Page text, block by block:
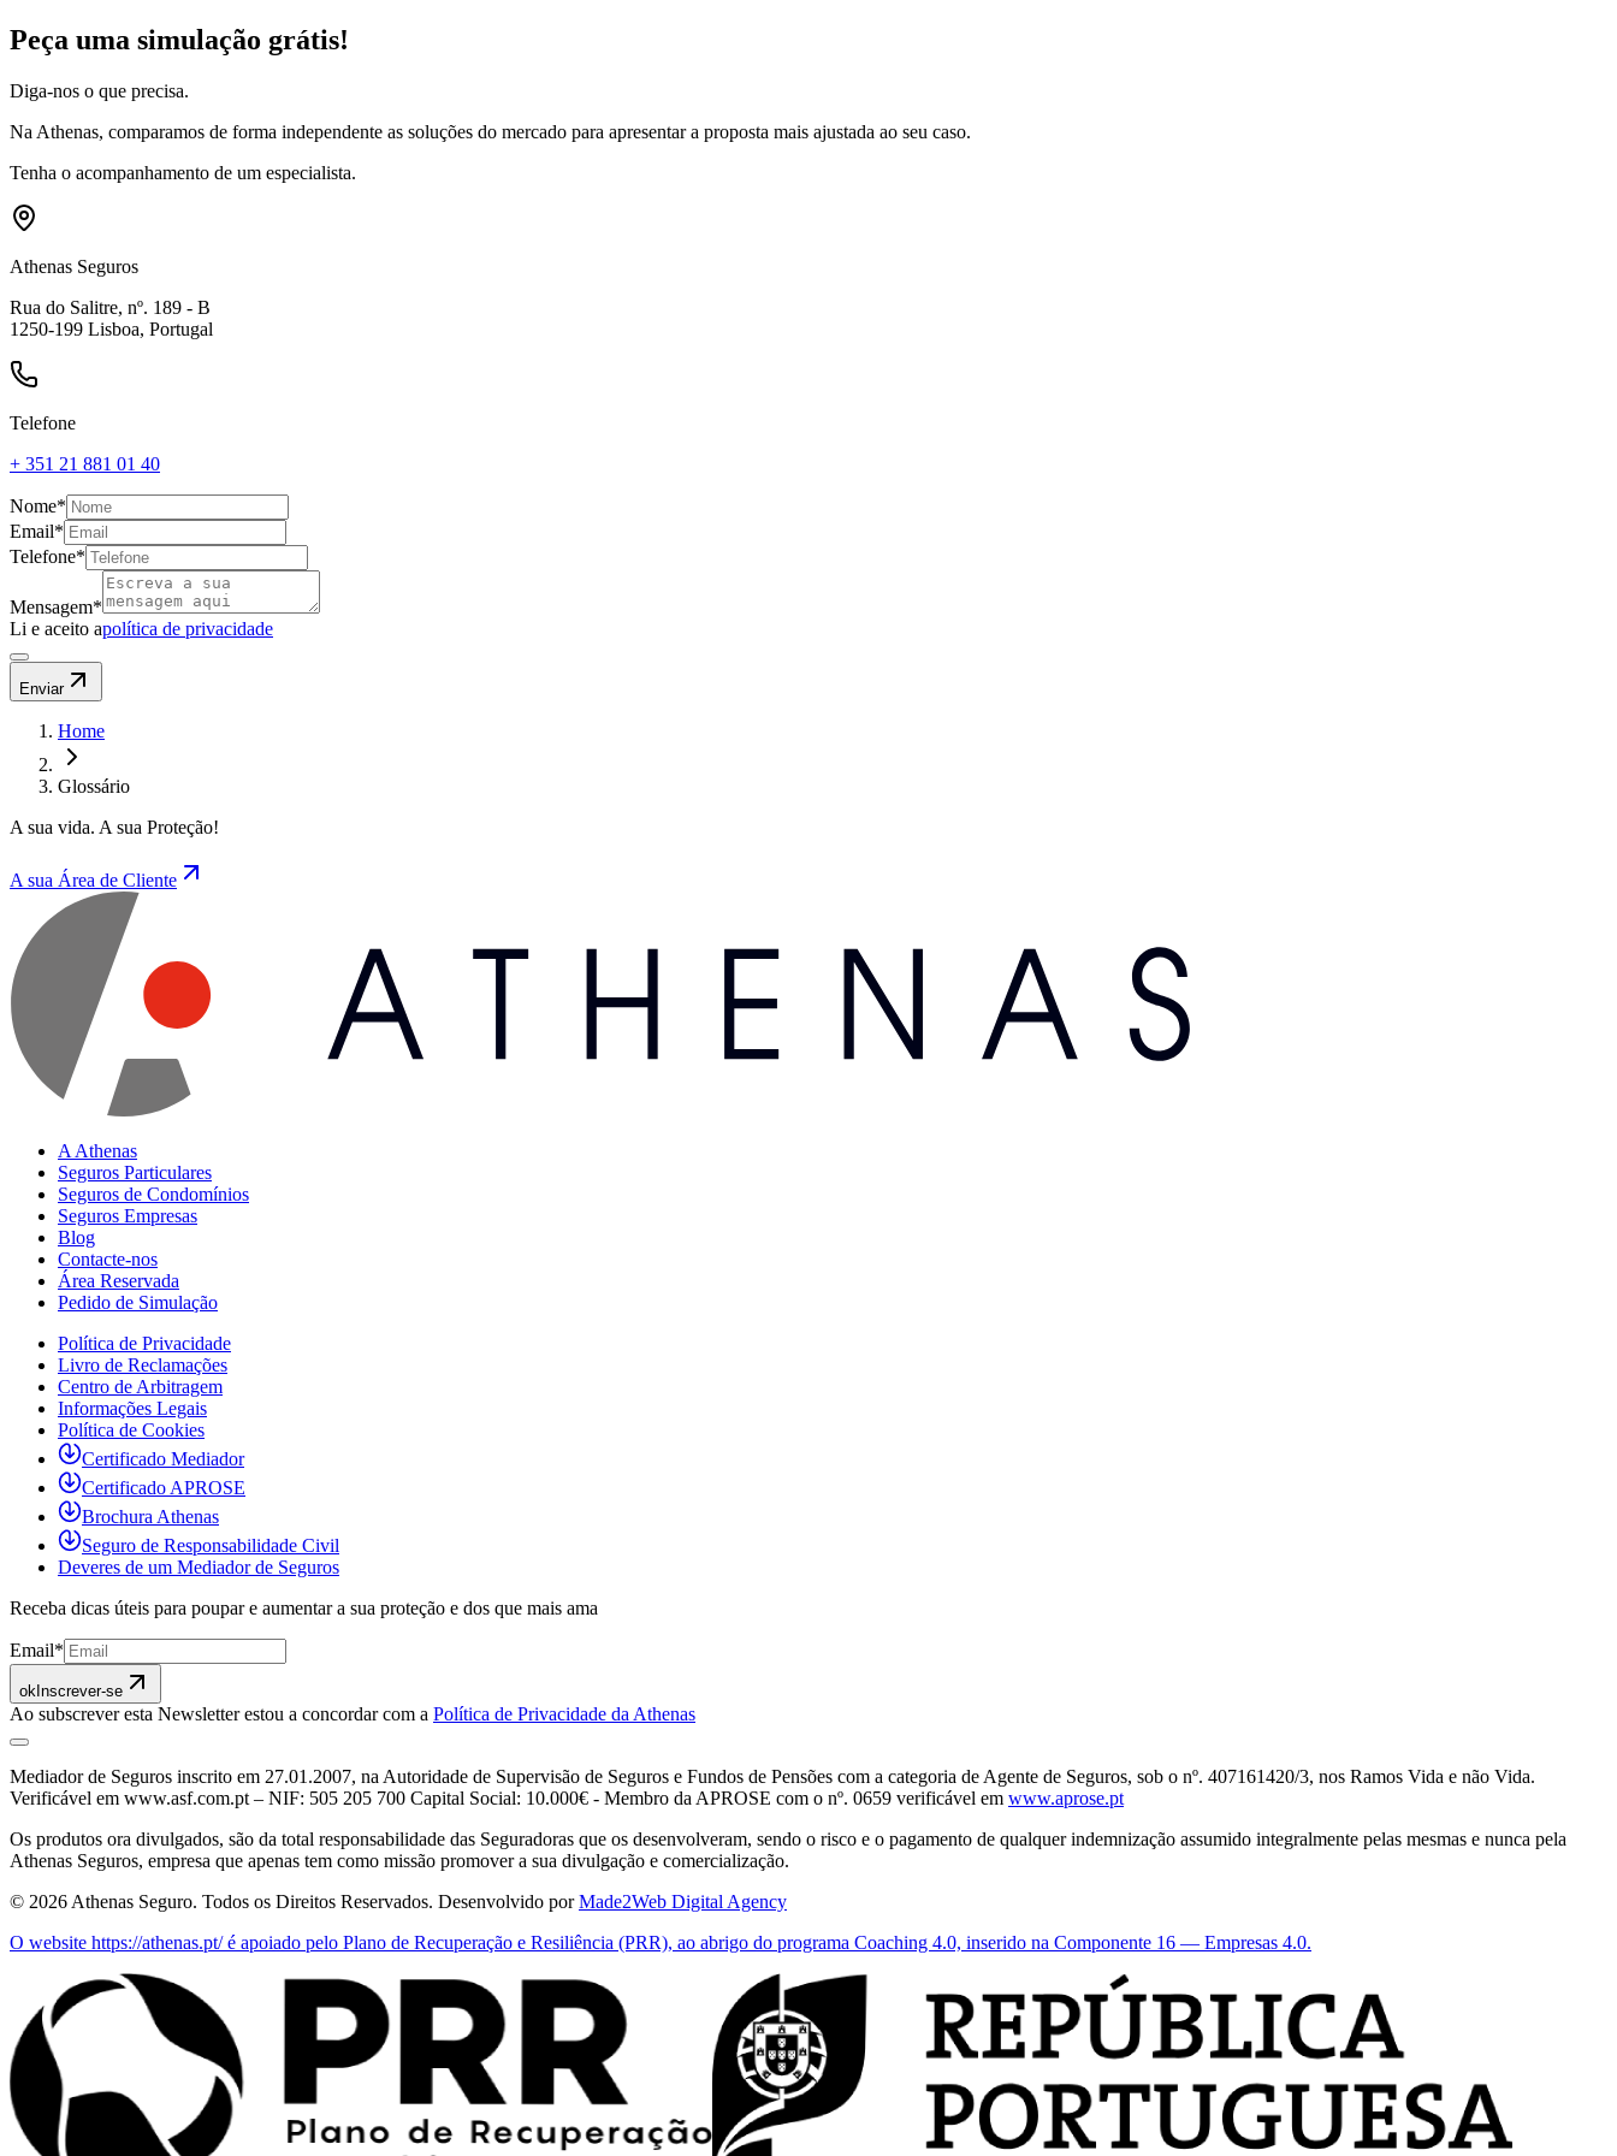
Peça uma simulação grátis!
Diga-nos o que precisa.
Na Athenas, comparamos de forma independente as soluções do mercado para apresentar a proposta mais ajustada ao seu caso.
Tenha o acompanhamento de um especialista.
Athenas Seguros
Rua do Salitre, nº. 189 - B
1250-199 Lisboa, Portugal
Telefone
+ 351 21 881 01 40
Nome*
Email*
Telefone*
Mensagem*
Li e aceito apolítica de privacidade
Enviar
Home
Glossário
A sua vida. A sua Proteção!
A sua Área de Cliente
A Athenas
Seguros Particulares
Seguros de Condomínios
Seguros Empresas
Blog
Contacte-nos
Área Reservada
Pedido de Simulação
Política de Privacidade
Livro de Reclamações
Centro de Arbitragem
Informações Legais
Política de Cookies
Certificado Mediador
Certificado APROSE
Brochura Athenas
Seguro de Responsabilidade Civil
Deveres de um Mediador de Seguros
Receba dicas úteis para poupar e aumentar a sua proteção e dos que mais ama
Email*
ok Inscrever-se
Ao subscrever esta Newsletter estou a concordar com a Política de Privacidade da Athenas
Mediador de Seguros inscrito em 27.01.2007, na Autoridade de Supervisão de Seguros e Fundos de Pensões com a categoria de Agente de Seguros, sob o nº. 407161420/3, nos Ramos Vida e não Vida.
Verificável em www.asf.com.pt – NIF: 505 205 700 Capital Social: 10.000€ - Membro da APROSE com o nº. 0659 verificável em www.aprose.pt
Os produtos ora divulgados, são da total responsabilidade das Seguradoras que os desenvolveram, sendo o risco e o pagamento de qualquer indemnização assumido integralmente pelas mesmas e nunca pela
Athenas Seguros, empresa que apenas tem como missão promover a sua divulgação e comercialização.
© 2026 Athenas Seguro. Todos os Direitos Reservados. Desenvolvido por Made2Web Digital Agency
O website https://athenas.pt/ é apoiado pelo Plano de Recuperação e Resiliência (PRR), ao abrigo do programa Coaching 4.0, inserido na Componente 16 — Empresas 4.0.